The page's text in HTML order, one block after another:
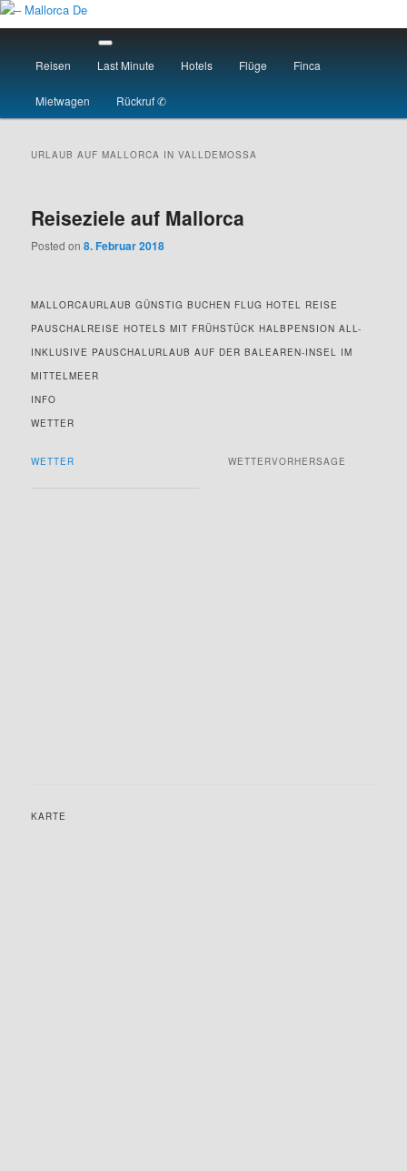
Skip
to
content
Skip
to
content– Mallorca De
Reisen Last Minute Hotels Flüge Finca
Mietwagen Rückruf ✆
URLAUB AUF MALLORCA INVALLDEMOSSA
Reiseziele auf Mallorca
Posted on8. Februar 2018
MALLORCAURLAUB GÜNSTIG BUCHEN FLUG HOTEL REISE
PAUSCHALREISE HOTELS MIT FRÜHSTÜCK HALBPENSION ALL-
INKLUSIVE PAUSCHALURLAUB AUF DER BALEAREN-INSEL IM
MITTELMEER
INFO
WETTER
WETTER WETTERVORHERSAGE
KARTE